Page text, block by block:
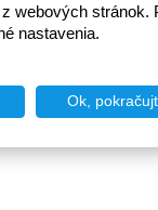
webových stránok.
nastavenia.
Ok,